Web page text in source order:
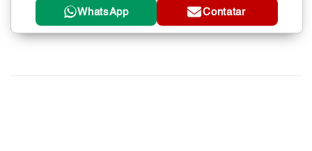
WhatsApp Contatar